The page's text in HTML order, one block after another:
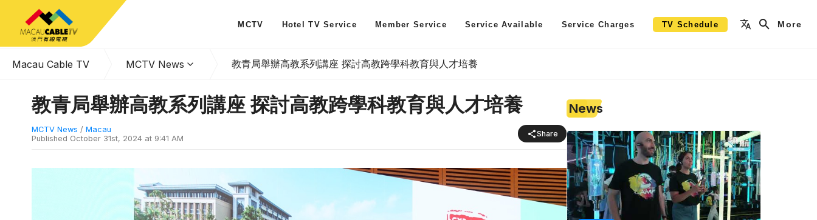
MCTV Hotel TV Service Member Service Service Available Service Charges TV Schedule More
Macau Cable TV MCTV News 教青局舉辦高教系列講座 探討高教跨學科教育與人才培養
教青局舉辦高教系列講座 探討高教跨學科教育與人才培養
MCTV News / Macau
Published October 31st, 2024 at 9:41 AM
Share
News